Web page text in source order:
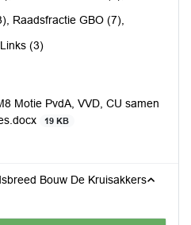
Raadsfractie GBO (7),
(3)
Motie PvdA, VVD, CU samen
19 KB
Bouw De Kruisakkers